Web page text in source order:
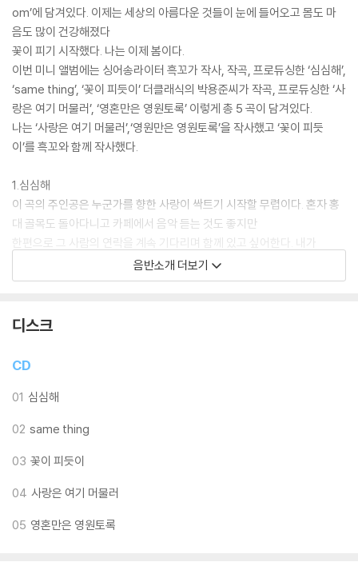
om’에 담겨있다. 이제는 세상의 아름다운 것들이 눈에 들어오고 몸도 마
음도 많이 건강해졌다
꽃이 피기 시작했다. 나는 이제 봄이다.
이번 미니 앨범에는 싱어송라이터 흑꼬가 작사, 작곡, 프로듀싱한 ‘심심해’,
‘same thing’, ‘꽃이 피듯이’ 더클래식의 박용준씨가 작곡, 프로듀싱한 ‘사
랑은 여기 머물러’, ‘영혼만은 영원토록’ 이렇게 총 5 곡이 담겨있다.
나는 ‘사랑은 여기 머물러’,‘영원만은 영원토록’을 작사했고 ‘꽃이 피듯
이’를 흑꼬와 함께 작사했다.
1.심심해
이 곡의 주인공은 누군가를 향한 사랑이 싹트기 시작할 무렵이다. 혼자 홍
대 골목도 돌아다니고 카페에서 음악 듣는 것도 좋지만
한편으로 그 사람의 연락을 계속 기다리며 함께 있고 싶어한다. 내가
그린 이 주인공은 좀 귀여운 친구이다. 끌어올리는 멜로디들이 많은데 앙
탈부리듯 애교스럽게 느껴졌다. 이런 귀여운 노래를 계속 부르다보면 나도
대부분의 사람들은 자싞을 누구보다 가장 중요하게 생각해주는 단 한사람
그렇게 믿었던 주인공이 애인의 거짒말을 알아채고 화를 내는
3.꽃이 피듯이
얘기로 가사를 써보겠다고 1 절을 먼저 써서 건네었고 2 절은 내가 작사하
‘바람에 눈이 시려와 등을 돌려버렸지 이제는 바람을 향해 걸어가며
음반소개 더보기
디스크
CD
01 심심해
02 same thing
03 꽃이 피듯이
04 사랑은 여기 머물러
05 영혼만은 영원토록